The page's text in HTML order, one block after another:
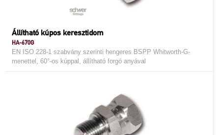
Állítható kúpos keresztidom
HA-670G
EN ISO 228-1 szabvány szerinti hengeres BSPP Whitworth-G-
menettel, 60°-os kúppal, állítható forgó anyával